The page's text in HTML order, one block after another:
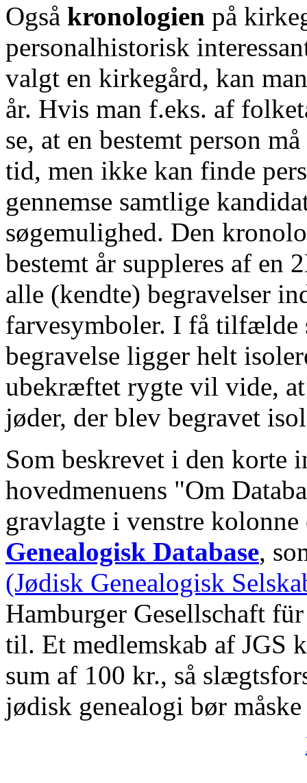
Også kronologien på
personalhistorisk
valgt en kirkegård, kan
år. Hvis man f.eks. af
se, at en bestemt person
tid, men ikke kan finde
gennemse samtlige
søgemulighed. Den
bestemt år suppleres af en
alle (kendte) begravelser
farvesymboler. I få tilfælde
begravelse ligger helt
ubekræftet rygte vil vide,
jøder, der blev begravet
Som beskrevet i den korte
hovedmenuens "Om
gravlagte i venstre
Genealogisk Database,
(Jødisk Genealogisk
Hamburger Gesellschaft
til. Et medlemskab af JGS
sum af 100 kr., så
jødisk genealogi bør